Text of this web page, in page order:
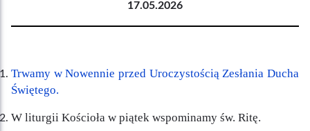
17.05.2026
Trwamy w Nowennie przed Uroczystością Zesłania Ducha
Świętego.
W liturgii Kościoła w piątek wspominamy św. Ritę.